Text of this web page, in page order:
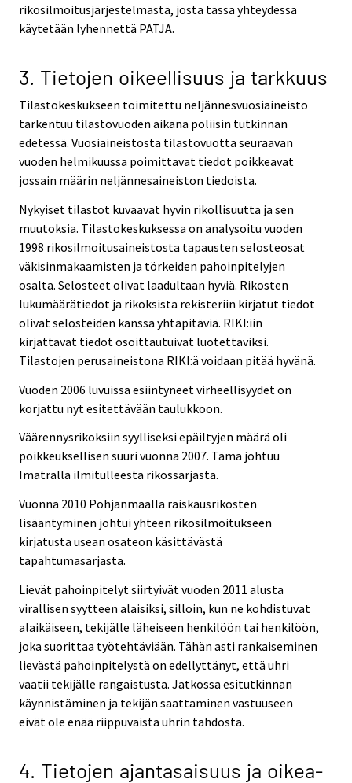
rikosilmoitusjärjestelmästä, josta tässä yhteydessä
käytetään lyhennettä PATJA.
3. Tietojen oikeellisuus ja tarkkuus
Tilastokeskukseen toimitettu neljännesvuosiaineisto
tarkentuu tilastovuoden aikana poliisin tutkinnan
edetessä. Vuosiaineistosta tilastovuotta seuraavan
vuoden helmikuussa poimittavat tiedot poikkeavat
jossain määrin neljännesaineiston tiedoista.
Nykyiset tilastot kuvaavat hyvin rikollisuutta ja sen
muutoksia. Tilastokeskuksessa on analysoitu vuoden
1998 rikosilmoitusaineistosta tapausten selosteosat
väkisinmakaamisten ja törkeiden pahoinpitelyjen
osalta. Selosteet olivat laadultaan hyviä. Rikosten
lukumäärätiedot ja rikoksista rekisteriin kirjatut tiedot
olivat selosteiden kanssa yhtäpitäviä. RIKI:iin
kirjattavat tiedot osoittautuivat luotettaviksi.
Tilastojen perusaineistona RIKI:ä voidaan pitää hyvänä.
Vuoden 2006 luvuissa esiintyneet virheellisyydet on
korjattu nyt esitettävään taulukkoon.
Väärennysrikoksiin syylliseksi epäiltyjen määrä oli
poikkeuksellisen suuri vuonna 2007. Tämä johtuu
Imatralla ilmitulleesta rikossarjasta.
Vuonna 2010 Pohjanmaalla raiskausrikosten
lisääntyminen johtui yhteen rikosilmoitukseen
kirjatusta usean osateon käsittävästä
tapahtumasarjasta.
Lievät pahoinpitelyt siirtyivät vuoden 2011 alusta
virallisen syytteen alaisiksi, silloin, kun ne kohdistuvat
alaikäiseen, tekijälle läheiseen henkilöön tai henkilöön,
joka suorittaa työtehtäviään. Tähän asti rankaiseminen
lievästä pahoinpitelystä on edellyttänyt, että uhri
vaatii tekijälle rangaistusta. Jatkossa esitutkinnan
käynnistäminen ja tekijän saattaminen vastuuseen
eivät ole enää riippuvaista uhrin tahdosta.
4. Tietojen ajantasaisuus ja oikea-